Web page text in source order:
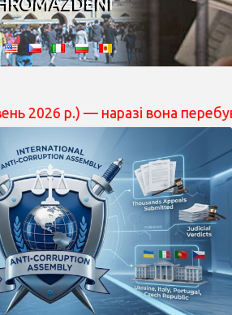
р.) — наразі вона